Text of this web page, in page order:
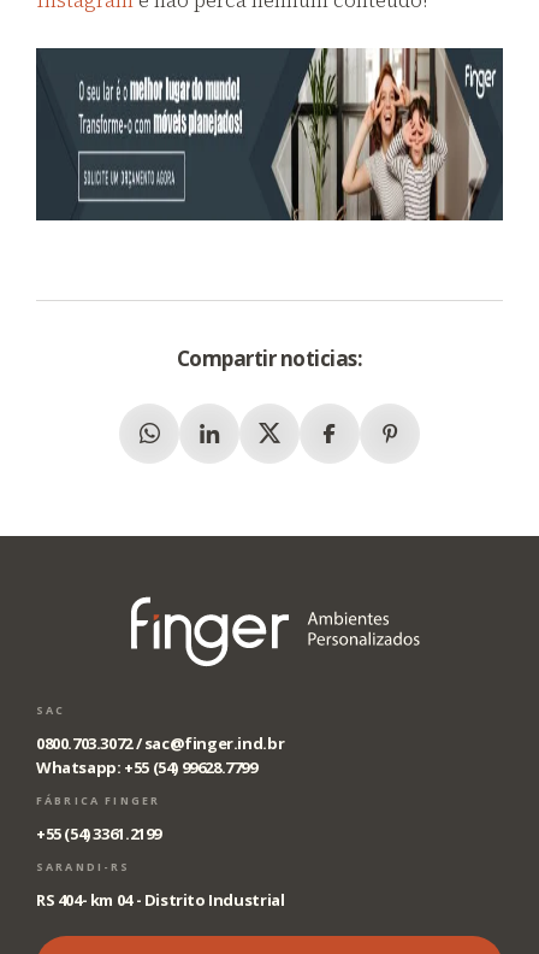
Compartir noticias:
WhatsappLinkedinX (Twitter)FacebookPinterest
SAC
0800.703.3072 /sac@finger.ind.br
Whatsapp: +55 (54) 99628.7799
FÁBRICA FINGER
+55 (54) 3361.2199
SARANDI-RS
RS 404- km 04 - Distrito Industrial